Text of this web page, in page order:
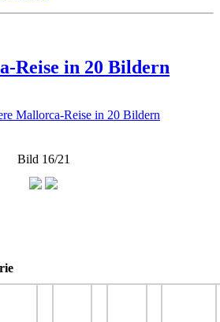
Reise in 20 Bildern
Mallorca-Reise in 20 Bildern
Bild 16/21